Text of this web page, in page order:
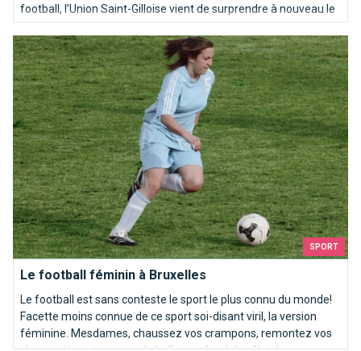
football, l’Union Saint-Gilloise vient de surprendre à nouveau le
public belge en développant et commercialisant une bière aux
couleurs de son club.
SPORT
Le football féminin à Bruxelles
Le football est sans conteste le sport le plus connu du monde!
Facette moins connue de ce sport soi-disant viril, la version
féminine. Mesdames, chaussez vos crampons, remontez vos
Le football féminin à Bruxelles